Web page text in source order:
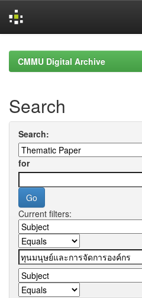
navigationCMMU Digital Archive
Search
Search:
for
Current filters: